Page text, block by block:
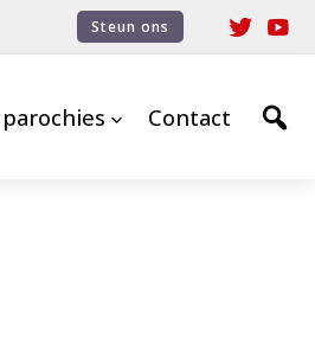
Steun ons
Contact